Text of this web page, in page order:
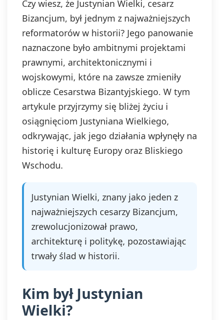
Czy wiesz, że Justynian Wielki, cesarz
Bizancjum, był jednym z najważniejszych
reformatorów w historii? Jego panowanie
naznaczone było ambitnymi projektami
prawnymi, architektonicznymi i
wojskowymi, które na zawsze zmieniły
oblicze Cesarstwa Bizantyjskiego. W tym
artykule przyjrzymy się bliżej życiu i
osiągnięciom Justyniana Wielkiego,
odkrywając, jak jego działania wpłynęły na
historię i kulturę Europy oraz Bliskiego
Wschodu.
Justynian Wielki, znany jako jeden z
najważniejszych cesarzy Bizancjum,
zrewolucjonizował prawo,
architekturę i politykę, pozostawiając
trwały ślad w historii.
Kim był Justynian
Wielki?